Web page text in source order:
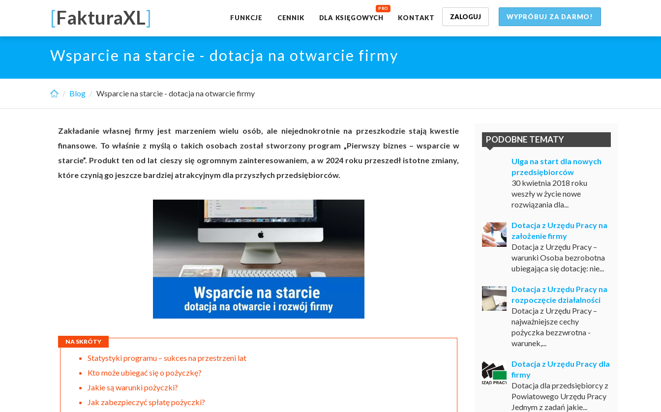
main
[FakturaXL] WYPRÓBUJ ZA DARMO!
ZALOGUJ
FUNKCJE CENNIK DLA KSIĘGOWYCH KONTAKT
Wsparcie na starcie - dotacja na otwarcie firmy
Blog Wsparcie na starcie - dotacja na otwarcie firmy
Zakładanie własnej firmy jest marzeniem wielu osób, ale niejednokrotnie na przeszkodzie stają kwestie
finansowe. To właśnie z myślą o takich osobach został stworzony program „Pierwszy biznes – wsparcie w
starcie”. Produkt ten od lat cieszy się ogromnym zainteresowaniem, a w 2024 roku przeszedł istotne zmiany,
które czynią go jeszcze bardziej atrakcyjnym dla przyszłych przedsiębiorców.
NA SKRÓTY
Statystyki programu – sukces na przestrzeni lat
Kto może ubiegać się o pożyczkę?
Jakie są warunki pożyczki?
Jak zabezpieczyć spłatę pożyczki?
PODOBNE TEMATY
Ulga na start dla nowych
przedsiębiorców
30 kwietnia 2018 roku
weszły w życie nowe
rozwiązania dla...
Dotacja z Urzędu Pracy na
założenie firmy
Dotacja z Urzędu Pracy –
warunki Osoba bezrobotna
ubiegająca się dotację: nie...
Dotacja z Urzędu Pracy na
rozpoczęcie działalności
Dotacja z Urzędu Pracy –
najważniejsze cechy
pożyczka bezzwrotna -
warunek,...
Dotacja z Urzędu Pracy dla
firmy
Dotacja dla przedsiębiorcy z
Powiatowego Urzędu Pracy
Jednym z zadań jakie...